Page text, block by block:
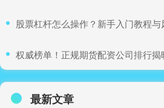
股票杠杆怎么操作？新手入门教程与
权威榜单！正规期货配资公司排行揭
最新文章